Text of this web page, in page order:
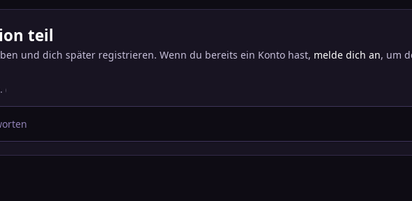
teil
und dich später registrieren. Wenn du bereits ein Konto hast, melde dich an, um